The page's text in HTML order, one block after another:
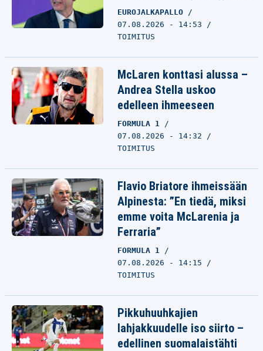
EUROJALKAPALLO
07.08.2026 - 14:53
TOIMITUS
McLaren konttasi alussa –
Andrea Stella uskoo
edelleen ihmeeseen
FORMULA 1
07.08.2026 - 14:32
TOIMITUS
Flavio Briatore ihmeissään
Alpinesta: ”En tiedä, miksi
emme voita McLarenia ja
Ferraria”
FORMULA 1
07.08.2026 - 14:15
TOIMITUS
Pikkuhuuhkajien
lahjakkuudelle iso siirto –
edellinen suomalaistähti